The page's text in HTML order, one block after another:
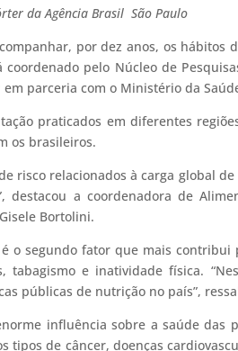
da Agência Brasil São Paulo
por dez anos, os hábitos
pelo Núcleo de
parceria com o Ministério da
praticados em diferentes
os brasileiros.
risco relacionados à carga global de
a coordenadora de
Bortolini.
o segundo fator que mais contribui
e inatividade física.
públicas de nutrição no país”,
influência sobre a saúde das
de câncer, doenças